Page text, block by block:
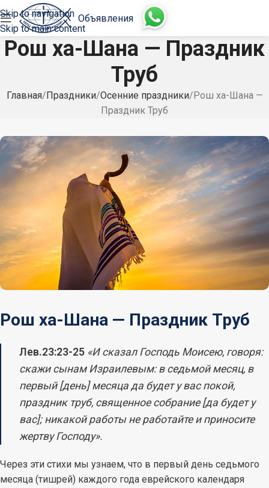
Skip to navigation
Skip to main content
Объявления
Рош ха-Шана — Праздник
Труб
Главная Праздники Осенние праздники Рош ха-Шана —
Праздник Труб
Рош ха-Шана — Праздник Труб
Лев.23:23-25 «И сказал Господь Моисею, говоря:
скажи сынам Израилевым: в седьмой месяц, в
первый [день] месяца да будет у вас покой,
праздник труб, священное собрание [да будет у
вас]; никакой работы не работайте и приносите
жертву Господу».
Через эти стихи мы узнаем, что в первый день седьмого
месяца (тишрей) каждого года еврейского календаря